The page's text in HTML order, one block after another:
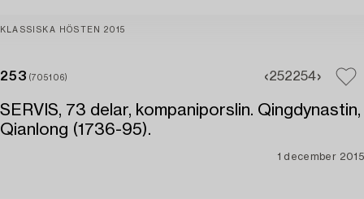
KLASSISKA HÖSTEN 2015
253 (705106) 252254
SERVIS, 73 delar, kompaniporslin. Qingdynastin,
Qianlong (1736-95).
1 december 2015